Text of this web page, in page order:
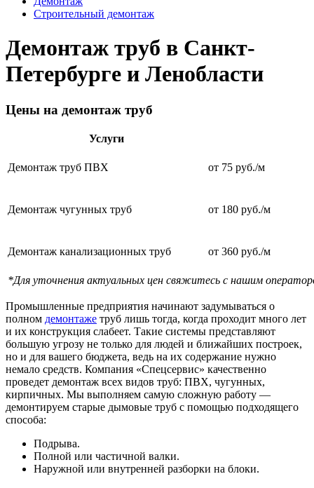
Строительный демонтаж
Демонтаж труб в Санкт-
Петербурге и Ленобласти
Цены на демонтаж труб
Услуги
*Для уточнения актуальных цен свяжитесь с нашим
Демонтаж труб ПВХ от 75 руб./м
Демонтаж чугунных труб от 180 руб./м
Демонтаж канализационных труб от 360 руб./м
Промышленные предприятия начинают задумываться о
полном демонтаже труб лишь тогда, когда проходит много лет
и их конструкция слабеет. Такие системы представляют
большую угрозу не только для людей и ближайших построек,
но и для вашего бюджета, ведь на их содержание нужно
немало средств. Компания «Спецсервис» качественно
проведет демонтаж всех видов труб: ПВХ, чугунных,
кирпичных. Мы выполняем самую сложную работу —
демонтируем старые дымовые труб с помощью подходящего
способа:
Подрыва.
Полной или частичной валки.
Наружной или внутренней разборки на блоки.